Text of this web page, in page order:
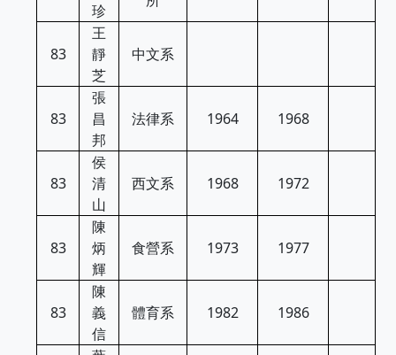
珍
83
王
靜
芝
中文系
83
張
昌
邦
法律系 1964 1968
83
侯
清
山
西文系 1968 1972
83
陳
炳
輝
食營系 1973 1977
83
陳
義
信
體育系 1982 1986